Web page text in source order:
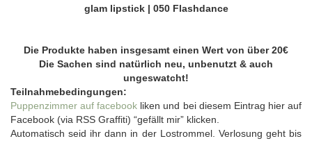
glam lipstick | 050 Flashdance
Die Produkte haben insgesamt einen Wert von über 20€
Die Sachen sind natürlich neu, unbenutzt & auch
ungeswatcht!
Teilnahmebedingungen:
Puppenzimmer auf facebook liken und bei diesem Eintrag hier auf
Facebook (via RSS Graffiti) “gefällt mir” klicken.
Automatisch seid ihr dann in der Lostrommel. Verlosung geht bis